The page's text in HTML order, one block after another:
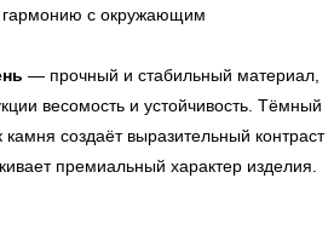
гармонию с окружающим
— прочный и стабильный материал,
весомость и устойчивость. Тёмный
камня создаёт выразительный контраст
премиальный характер изделия.